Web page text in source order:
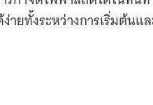
ยทั้งระหว่างการเริ่มต้นแ